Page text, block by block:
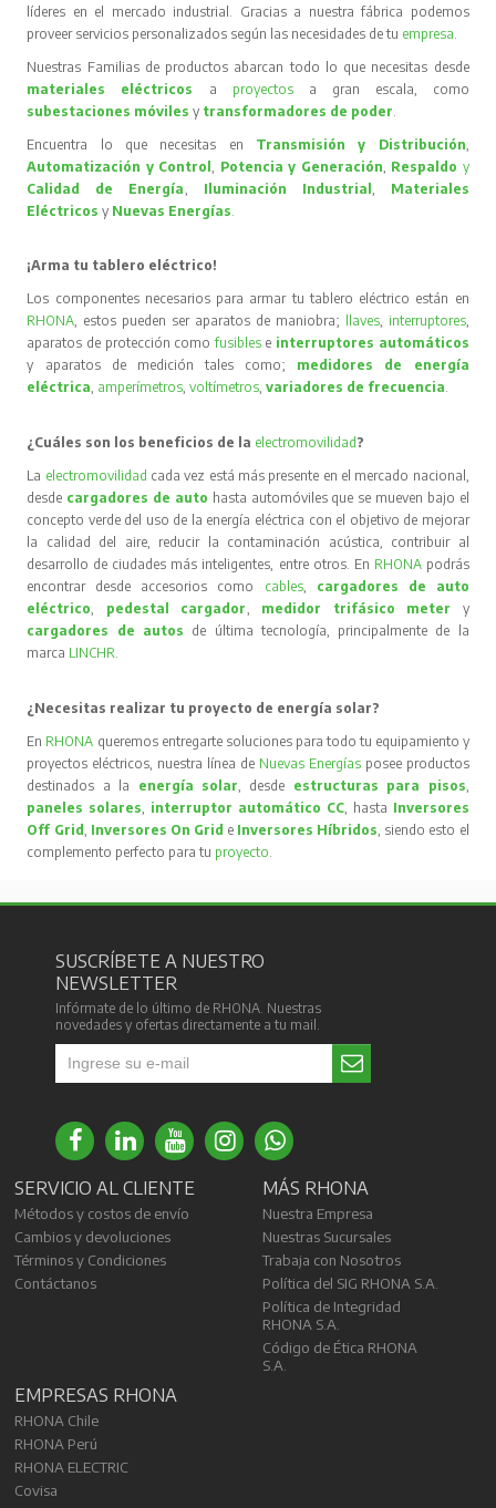
líderes en el mercado industrial. Gracias a nuestra fábrica podemos
proveer servicios personalizados según las necesidades de tu empresa.
Nuestras Familias de productos abarcan todo lo que necesitas desde
materiales eléctricos
a proyectos
a gran escala, como
subestaciones móvilesy transformadores de poder.
Encuentra lo que necesitas en Transmisión y Distribución,
Automatización y Control, Potencia y Generación, Respaldo y
Calidad de Energía, Iluminación Industrial , Materiales
Eléctricos y Nuevas Energías.
¡Arma tu tablero eléctrico!
Los componentes necesarios para armar tu tablero eléctrico están en
RHONA, estos pueden ser aparatos de maniobra; llaves, interruptores,
aparatos de protección comofusibles e interruptores automáticos
y aparatos de medición tales como; medidores de energía
eléctrica, amperímetros,voltímetros,variadores de frecuencia.
¿Cuáles son los beneficios de la electromovilidad ?
La electromovilidad cada vez está más presente en el mercado nacional,
desde cargadores de auto hasta automóviles que se mueven bajo el
concepto verde del uso de la energía eléctrica con el objetivo de mejorar
la calidad del aire, reducir la contaminación acústica, contribuir al
desarrollo de ciudades más inteligentes, entre otros. En RHONA podrás
encontrar desde accesorios como cables, cargadores de auto
eléctrico, pedestal cargador, medidor trifásico meter
y
cargadores de autos de última tecnología, principalmente de la
marca LINCHR.
¿Necesitas realizar tu proyecto de energía solar?
En RHONA queremos entregarte soluciones para todo tu equipamiento y
proyectos eléctricos, nuestra línea de Nuevas Energíasposee productos
destinados a la energía solar, desde estructuras para pisos,
paneles solares, interruptor automático CC, hasta Inversores
Off Grid, Inversores On Grid e Inversores Híbridos, siendo esto el
complemento perfecto para tu proyecto.
SUSCRÍBETE A NUESTRO
NEWSLETTER
Infórmate de lo último de RHONA. Nuestras
novedades y ofertas directamente a tu mail.
SERVICIO AL CLIENTE
Métodos y costos de envío
Cambios y devoluciones
Términos y Condiciones
Contáctanos
MÁS RHONA
Nuestra Empresa
Nuestras Sucursales
Trabaja con Nosotros
Política del SIG RHONA S.A.
Política de Integridad
RHONA S.A.
Código de Ética RHONA
S.A.
EMPRESAS RHONA
RHONA Chile
RHONA Perú
RHONA ELECTRIC
Covisa